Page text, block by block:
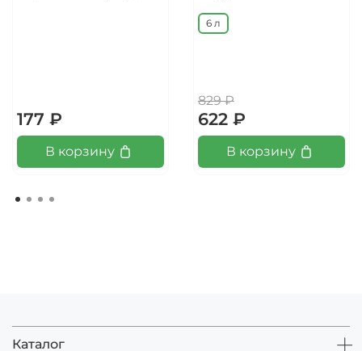
177 ₽
В корзину
6 л
829 ₽
622 ₽
В корзину
Каталог